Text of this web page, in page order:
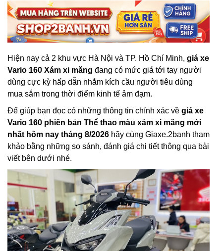
Hiện nay cả 2 khu vực Hà Nội và TP. Hồ Chí Minh, giá xe
Vario 160 Xám xi măng đang có mức giá tới tay người
dùng cực kỳ hấp dẫn nhằm kích cầu người tiêu dùng
mua sắm trong thời điểm kinh tế ảm đạm.
Để giúp bạn đọc có những thông tin chính xác về giá xe
Vario 160 phiên bản Thể thao màu xám xi măng mới
nhất hôm nay tháng 8/2026 hãy cùng Giaxe.2banh tham
khảo bằng những so sánh, đánh giá chi tiết thông qua bài
viết bên dưới nhé.